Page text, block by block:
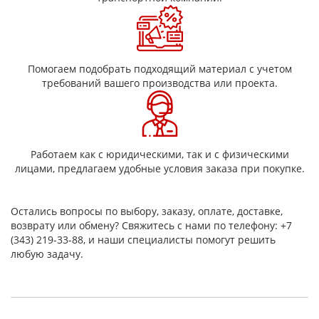
БС7-9,2х1х2
Физико-механические параметры:
Ширина ленты, мм
Помогаем подобрать подходящий материал с учетом
требований вашего производства или проекта.
Работаем как с юридическими, так и с физическими
лицами, предлагаем удобные условия заказа при покупке.
Остались вопросы по выбору, заказу, оплате, доставке,
возврату или обмену? Свяжитесь с нами по телефону: +7
(343) 219-33-88, и наши специалисты помогут решить
любую задачу.